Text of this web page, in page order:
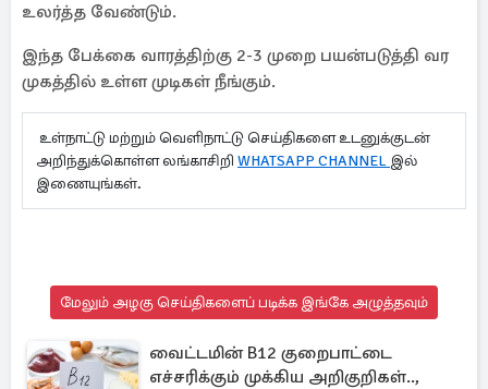
உலர்த்த வேண்டும்.
இந்த பேக்கை வாரத்திற்கு 2-3 முறை பயன்படுத்தி வர
முகத்தில் உள்ள முடிகள் நீங்கும்.
உள்நாட்டு மற்றும் வெளிநாட்டு செய்திகளை உடனுக்குடன்
அறிந்துக்கொள்ள லங்காசிறி WHATSAPP CHANNEL இல்
இணையுங்கள்.
மேலும் அழகு செய்திகளைப் படிக்க இங்கே அழுத்தவும்
வைட்டமின் B12 குறைபாட்டை
எச்சரிக்கும் முக்கிய அறிகுறிகள்..,